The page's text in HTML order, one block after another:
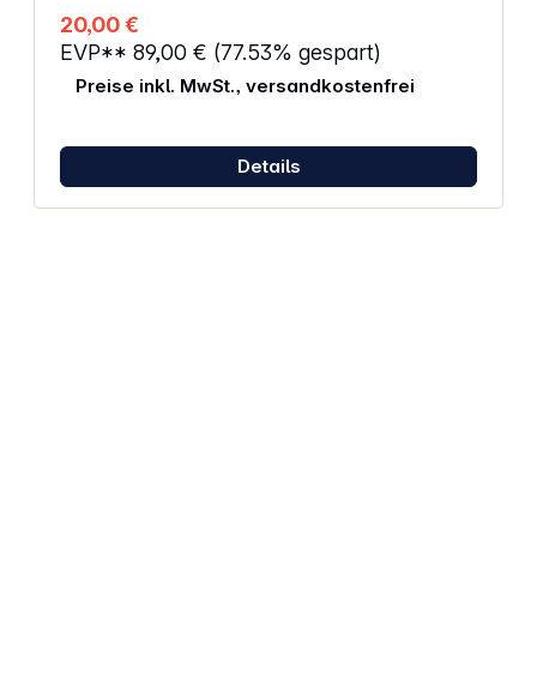
Bildqualität Audiorückkanal ermöglicht die
Signalübertragung ohne separates Audiokabel
Vergoldete Stecker reduzieren
Übergangswiderstände für eine sichere Verbindung
Geschirmte Leitungen und Ferritkern minimieren
erleichtert Netzwerkverbindungen über HDMI 3D-
Übertragung und hohe Datenrate von bis zu 10,2
Gbit/s für moderne Standards
20,00 €
EVP** 89,00 € (77.53% gespart)
Preise inkl. MwSt., versandkostenfrei
Details